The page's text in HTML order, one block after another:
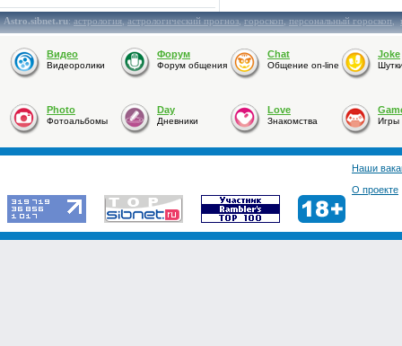
Astro.sibnet.ru:астрология,астрологический прогноз,гороскоп,персональный гороскоп,
Видео
Видеоролики
Форум
Форум общения
Chat
Общение on-line
Joke
Photo
Фотоальбомы
Day
Дневники
Love
Знакомства Игры
Наши
О проекте